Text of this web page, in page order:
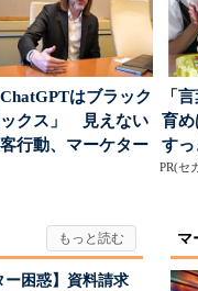
ChatGPTはブラック
クス」 見えない
行動、マーケター
「
育め
す
ンマ
PR(セ
ー困惑】資料請求
マ